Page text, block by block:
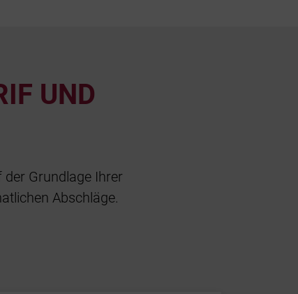
UND
Grundlage Ihrer
Abschläge.